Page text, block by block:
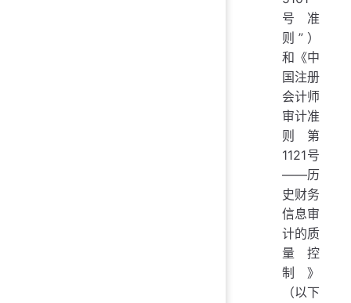
号准
则”）
和《中
国注册
会计师
审计准
则第
1121号
——历
史财务
信息审
计的质
量控
制》
（以下